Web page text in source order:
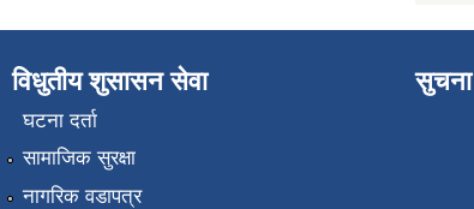
विधुतीय शुसासन सेवा
घटना दर्ता
सामाजिक सुरक्षा
नागरिक वडापत्र
सुचना